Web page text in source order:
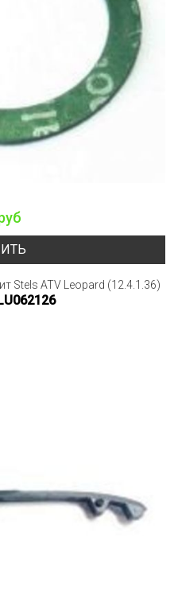
Stels ATV Leopard (12.4.1.36)